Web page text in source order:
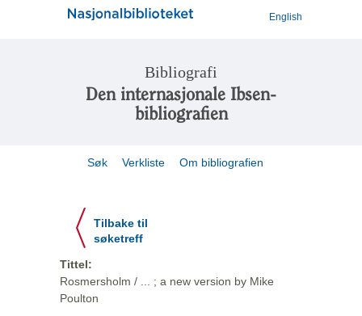
English
Bibliografi
Den internasjonale Ibsen-
bibliografien
Søk Verkliste Om bibliografien
Tilbake til
søketreff
Tittel:
Rosmersholm / ... ; a new version by Mike
Poulton